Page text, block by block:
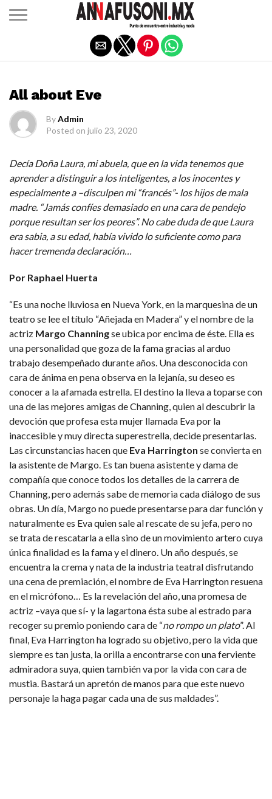
All about Eve
ByAdmin
Posted on julio 23, 2020
Decía Doña Laura, mi abuela, que en la vida tenemos que
aprender a distinguir a los inteligentes, a los inocentes y
especialmente a –disculpen mi “francés”- los hijos de mala
madre. “Jamás confíes demasiado en una cara de pendejo
porque resultan ser los peores”. No cabe duda de que Laura
era sabia, a su edad, había vivido lo suficiente como para
hacer tremenda declaración…
Por Raphael Huerta
“Es una noche lluviosa en Nueva York, en la marquesina de un
teatro se lee el título “Añejada en Madera” y el nombre de la
actriz Margo Channingse ubica por encima de éste. Ella es
una personalidad que goza de la fama gracias al arduo
trabajo desempeñado durante años. Una desconocida con
cara de ánima en pena observa en la lejanía, su deseo es
conocer a la afamada estrella. El destino la lleva a toparse con
una de las mejores amigas de Channing, quien al descubrir la
devoción que profesa esta mujer llamada Eva por la
inaccesible y muy directa superestrella, decide presentarlas.
Las circunstancias hacen que Eva Harrington se convierta en
la asistente de Margo. Es tan buena asistente y dama de
compañía que conoce todos los detalles de la carrera de
Channing, pero además sabe de memoria cada diálogo de sus
obras. Un día, Margo no puede presentarse para dar función y
naturalmente es Eva quien sale al rescate de su jefa, pero no
se trata de rescatarla a ella sino de un movimiento artero cuya
única finalidad es la fama y el dinero. Un año después, se
encuentra la crema y nata de la industria teatral disfrutando
una cena de premiación, el nombre de Eva Harrington resuena
en el micrófono… Es la revelación del año, una promesa de
actriz –vaya que sí- y la lagartona ésta sube al estrado para
recoger su premio poniendo cara de “no rompo un plato”. Al
final, Eva Harrington ha logrado su objetivo, pero la vida que
siempre es tan justa, la orilla a encontrarse con una ferviente
admiradora suya, quien también va por la vida con cara de
mustia. Bastará un apretón de manos para que este nuevo
personaje la haga pagar cada una de sus maldades”.
Salir de la versión móvil